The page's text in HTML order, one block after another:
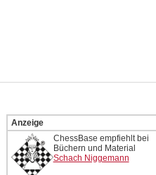
Anzeige
ChessBase empfiehlt bei
Büchern und Material
Schach Niggemann